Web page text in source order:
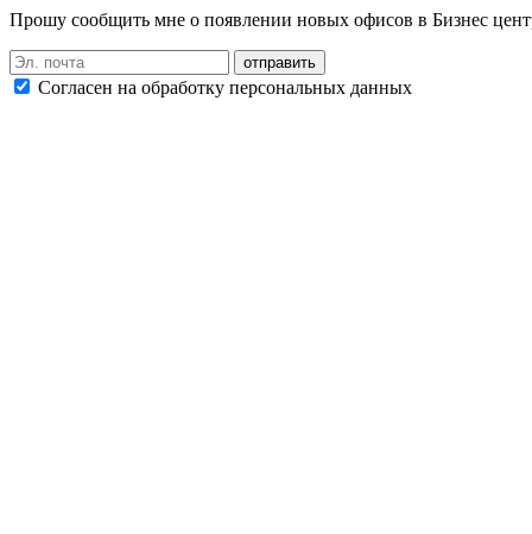
Прошу сообщить мне о появлении новых офисов в Бизнес
Согласен на обработку персональных данных